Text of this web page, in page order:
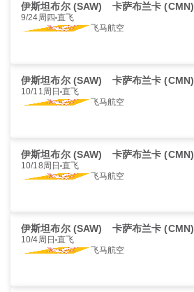
伊斯坦布尔 (SAW) 卡萨布兰卡 (CMN)
9/24周四 直飞
飞马航空
伊斯坦布尔 (SAW) 卡萨布兰卡 (CMN)
10/11周日 直飞
飞马航空
伊斯坦布尔 (SAW) 卡萨布兰卡 (CMN)
10/18周日 直飞
飞马航空
伊斯坦布尔 (SAW) 卡萨布兰卡 (CMN)
10/4周日 直飞
飞马航空